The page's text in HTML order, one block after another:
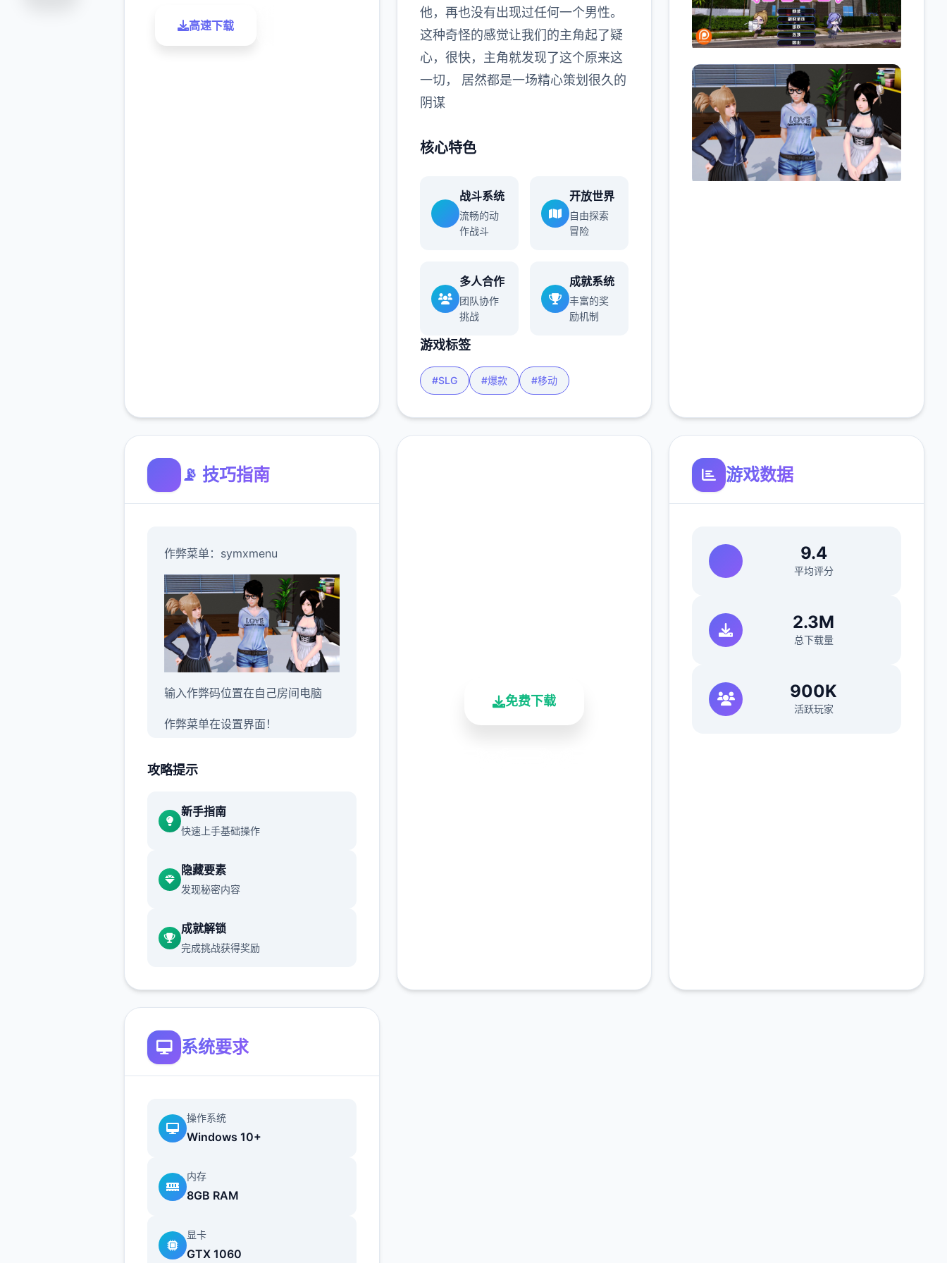
高速下载
他，再也没有出现过任何一个男性。
这种奇怪的感觉让我们的主角起了疑
心，很快，主角就发现了这个原来这
一切， 居然都是一场精心策划很久的
阴谋
核心特色
战斗系统
流畅的动
作战斗
开放世界
自由探索
冒险
多人合作
团队协作
挑战
成就系统
丰富的奖
励机制
游戏标签
#SLG #爆款 #移动
📡 技巧指南
作弊菜单：symxmenu
输入作弊码位置在自己房间电脑
作弊菜单在设置界面！
为花园 增加了 3 个地块层
作物）
为花园增加了升级
添加 Jin 作为园丁
1 个公园活动
为公园增加了地图和商店
杂项：
攻略提示
新手指南
快速上手基础操作
隐藏要素
发现秘密内容
成就解锁
完成挑战获得奖励
免费下载
游戏数据
9.4
平均评分
2.3M
总下载量
900K
活跃玩家
系统要求
操作系统
Windows 10+
内存
8GB RAM
显卡
GTX 1060